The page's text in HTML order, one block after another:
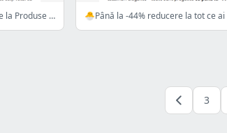
🌳Profită de până la -29% Reducere la Produse pentru Grădină!
3